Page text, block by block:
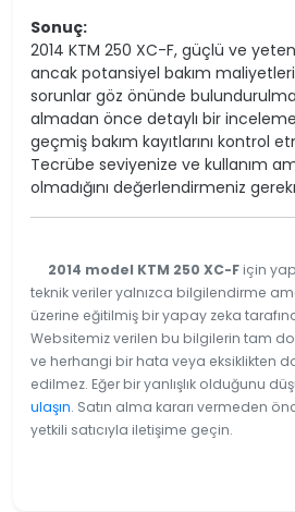
Sonuç:
2014 KTM 250 XC-F, güçlü ve
ancak potansiyel bakım
sorunlar göz önünde
almadan önce detaylı bir
geçmiş bakım kayıtlarını kontrol
Tecrübe seviyenize ve kullanım
olmadığını değerlendirmeniz
2014 model KTM 250 XC-F için
teknik veriler yalnızca bilgilendirme
üzerine eğitilmiş bir yapay zeka
Websitemiz verilen bu bilgilerin tam
ve herhangi bir hata veya eksiklikten
edilmez. Eğer bir yanlışlık olduğunu
ulaşın. Satın alma kararı vermeden
yetkili satıcıyla iletişime geçin.